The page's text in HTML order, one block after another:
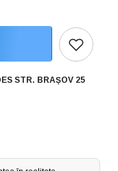
STR. BRAȘOV 25